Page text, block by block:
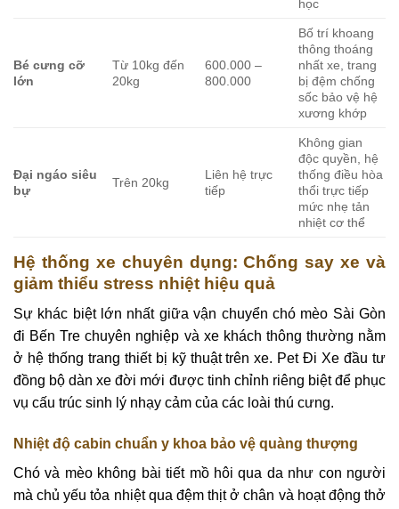
học
Bé cưng cỡ
lớn
Từ 10kg đến
20kg
600.000 –
800.000
Bố trí khoang
thông thoáng
nhất xe, trang
bị đệm chống
sốc bảo vệ hệ
xương khớp
Đại ngáo siêu
bự
Trên 20kg
Liên hệ trực
tiếp
Không gian
độc quyền, hệ
thống điều hòa
thổi trực tiếp
mức nhẹ tản
nhiệt cơ thể
Hệ thống xe chuyên dụng: Chống say xe và
giảm thiểu stress nhiệt hiệu quả
Sự khác biệt lớn nhất giữa vận chuyển chó mèo Sài Gòn
đi Bến Tre chuyên nghiệp và xe khách thông thường nằm
ở hệ thống trang thiết bị kỹ thuật trên xe. Pet Đi Xe đầu tư
đồng bộ dàn xe đời mới được tinh chỉnh riêng biệt để phục
vụ cấu trúc sinh lý nhạy cảm của các loài thú cưng.
Nhiệt độ cabin chuẩn y khoa bảo vệ quàng thượng
Chó và mèo không bài tiết mồ hôi qua da như con người
mà chủ yếu tỏa nhiệt qua đệm thịt ở chân và hoạt động thở